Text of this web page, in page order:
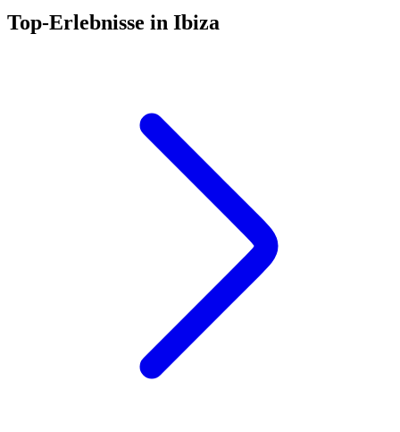
Top-Erlebnisse in Ibiza